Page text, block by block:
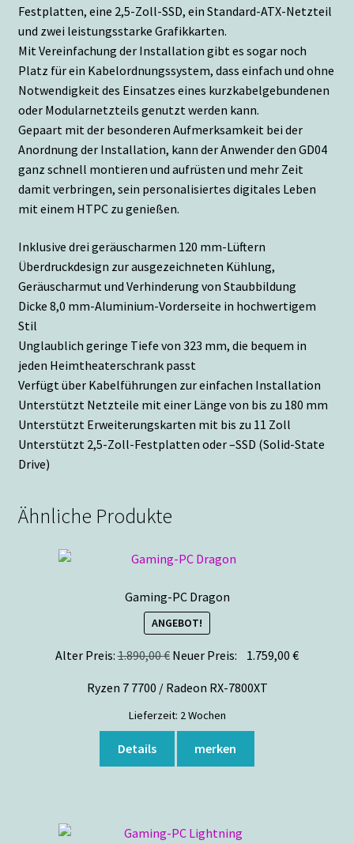
Festplatten, eine 2,5-Zoll-SSD, ein Standard-ATX-Netzteil
und zwei leistungsstarke Grafikkarten.
Mit Vereinfachung der Installation gibt es sogar noch
Platz für ein Kabelordnungssystem, dass einfach und ohne
Notwendigkeit des Einsatzes eines kurzkabelgebundenen
oder Modularnetzteils genutzt werden kann.
Gepaart mit der besonderen Aufmerksamkeit bei der
Anordnung der Installation, kann der Anwender den GD04
ganz schnell montieren und aufrüsten und mehr Zeit
damit verbringen, sein personalisiertes digitales Leben
mit einem HTPC zu genießen.
Inklusive drei geräuscharmen 120 mm-Lüftern
Überdruckdesign zur ausgezeichneten Kühlung,
Geräuscharmut und Verhinderung von Staubbildung
Dicke 8,0 mm-Aluminium-Vorderseite in hochwertigem
Stil
Unglaublich geringe Tiefe von 323 mm, die bequem in
jeden Heimtheaterschrank passt
Verfügt über Kabelführungen zur einfachen Installation
Unterstützt Netzteile mit einer Länge von bis zu 180 mm
Unterstützt Erweiterungskarten mit bis zu 11 Zoll
Unterstützt 2,5-Zoll-Festplatten oder –SSD (Solid-State
Drive)
Ähnliche Produkte
Gaming-PC Dragon
ANGEBOT!
Alter Preis:1.890,00€ Ursprünglicher
war:
1.890,00 €
Neuer Preis: 1.759,00€Aktueller
Ryzen 7 7700 / Radeon RX-7800XT
Lieferzeit: 2 Wochen
Details merken